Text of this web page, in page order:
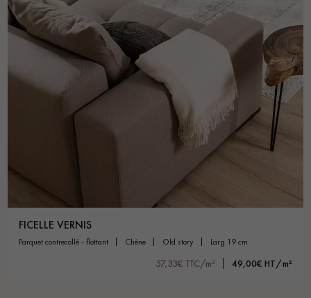
FICELLE VERNIS
parquet contrecollé - flottant chêne old story larg 19 cm
57,33€ TTC/m² 49,00€ HT/m²